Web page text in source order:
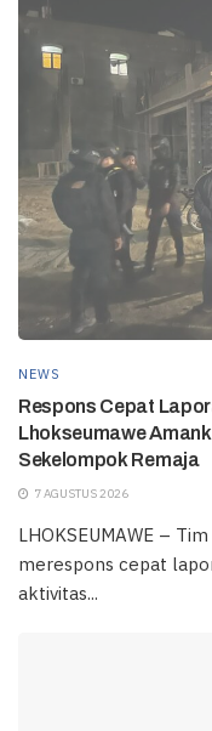
NEWS
Respons Cepat
Lhokseumawe
Sekelompok Remaja
7 AGUSTUS 2026
LHOKSEUMAWE –
merespons cepat
aktivitas...